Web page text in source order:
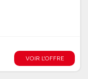
VOIR L'OFFRE